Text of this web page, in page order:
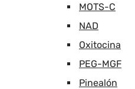
MOTS-C
NAD
Oxitocina
PEG-MGF
Pinealón